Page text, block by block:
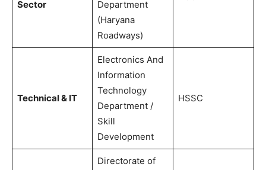
Sector
Department
(Haryana
Roadways)
Technical & IT
Electronics And
Information
Technology
Department /
Skill
Development
HSSC
Directorate of